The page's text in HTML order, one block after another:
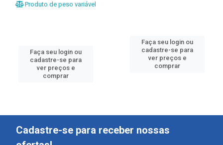
Produto de peso variável
Faça seu login ou
cadastre-se para
ver preços e
comprar
Faça seu login ou
cadastre-se para
ver preços e
comprar
Cadastre-se para receber nossas